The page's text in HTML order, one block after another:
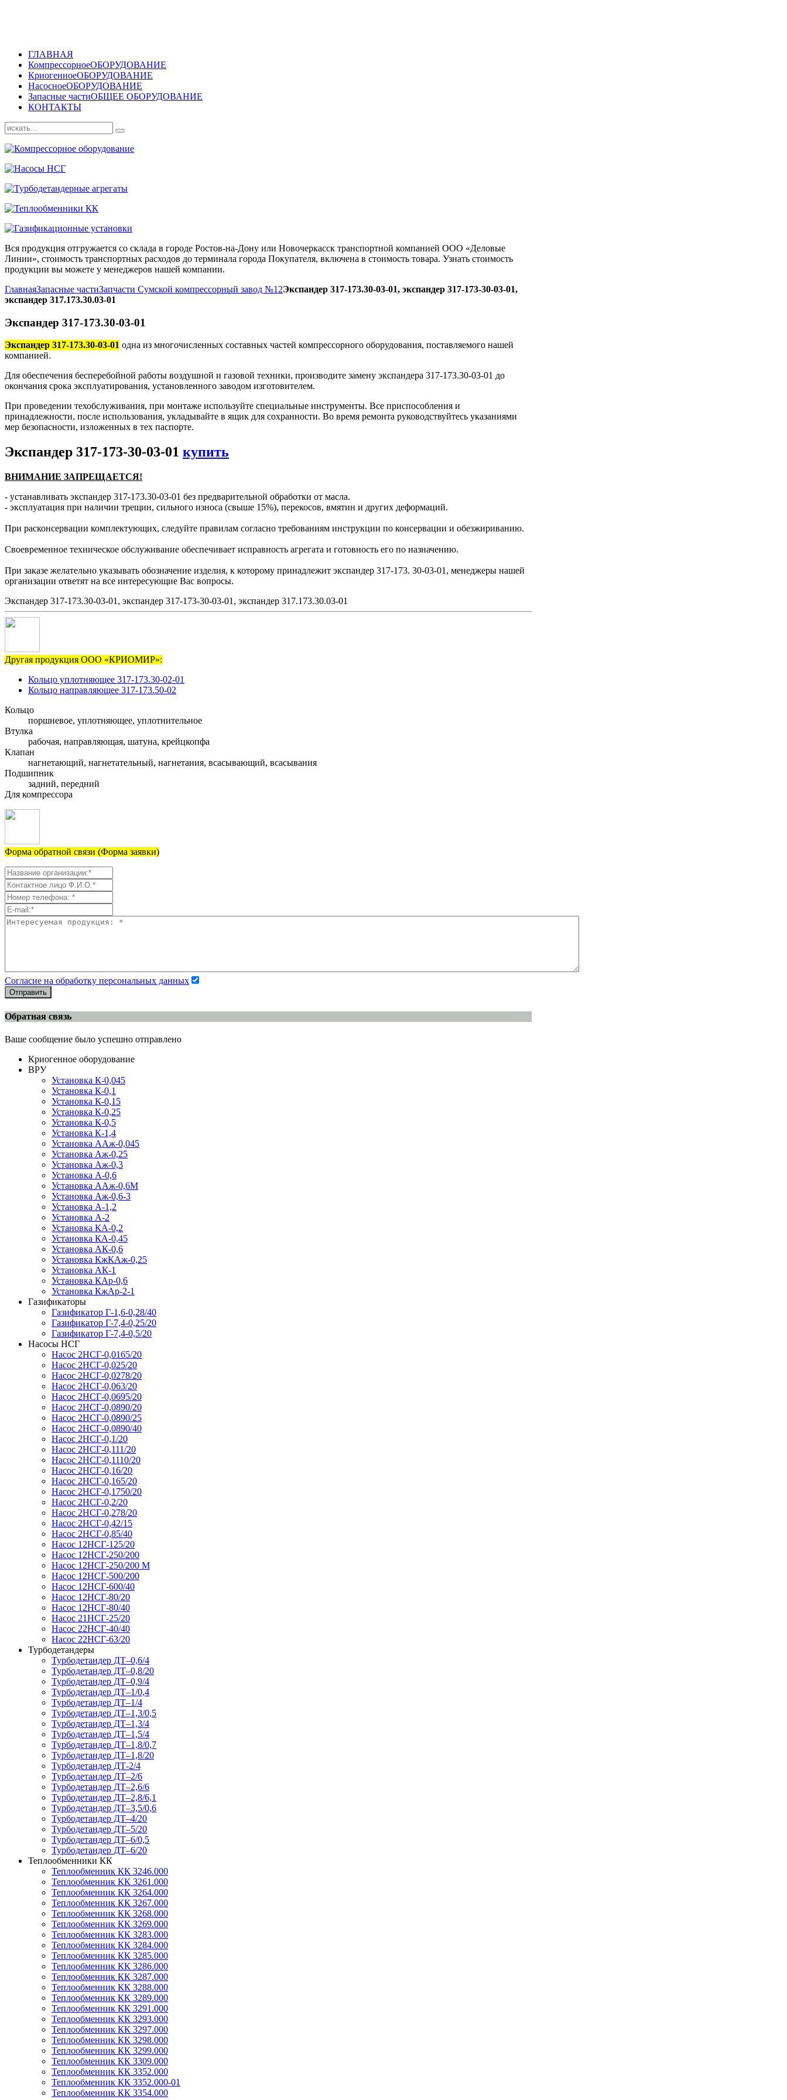
ГЛАВНАЯ
КомпрессорноеОБОРУДОВАНИЕ
КриогенноеОБОРУДОВАНИЕ
НасосноеОБОРУДОВАНИЕ
Запасные частиОБЩЕЕ ОБОРУДОВАНИЕ
КОНТАКТЫ
Вся продукция отгружается со склада в городе Ростов-на-Дону или Новочеркасск транспортной компанией ООО «Деловые
Линии», стоимость транспортных расходов до терминала города Покупателя, включена в стоимость товара. Узнать стоимость
продукции вы можете у менеджеров нашей компании.
ГлавнаяЗапасные частиЗапчасти Сумской компрессорный завод №12Экспандер 317-173.30-03-01, экспандер 317-173-30-03-01,
экспандер 317.173.30.03-01
Экспандер 317-173.30-03-01
Экспандер 317-173.30-03-01 одна из многочисленных составных частей компрессорного оборудования, поставляемого нашей
компанией.
Для обеспечения бесперебойной работы воздушной и газовой техники, производите замену экспандера 317-173.30-03-01 до
окончания срока эксплуатирования, установленного заводом изготовителем.
При проведении техобслуживания, при монтаже используйте специальные инструменты. Все приспособления и
принадлежности, после использования, укладывайте в ящик для сохранности. Во время ремонта руководствуйтесь указаниями
мер безопасности, изложенных в тех паспорте.
Экспандер 317-173-30-03-01 купить
ВНИМАНИЕ ЗАПРЕЩАЕТСЯ!
- устанавливать экспандер 317-173.30-03-01 без предварительной обработки от масла.
- эксплуатация при наличии трещин, сильного износа (свыше 15%), перекосов, вмятин и других деформаций.
При расконсервации комплектующих, следуйте правилам согласно требованиям инструкции по консервации и обезжириванию.
Своевременное техническое обслуживание обеспечивает исправность агрегата и готовность его по назначению.
При заказе желательно указывать обозначение изделия, к которому принадлежит экспандер 317-173. 30-03-01, менеджеры нашей
организации ответят на все интересующие Вас вопросы.
Экспандер 317-173.30-03-01, экспандер 317-173-30-03-01, экспандер 317.173.30.03-01
Другая продукция ООО «КРИОМИР»:
Кольцо уплотняющее 317-173.30-02-01
Кольцо направляющее 317-173.50-02
Кольцо
поршневое, уплотняющее, уплотнительное
Втулка
рабочая, направляющая, шатуна, крейцкопфа
Клапан
нагнетающий, нагнетательный, нагнетания, всасывающий, всасывания
Подшипник
задний, передний
Для компрессора
Форма обратной связи (Форма заявки)
Согласие на обработку персональных данных
Отправить
Обратная связь
Ваше сообщение было успешно отправлено
Криогенное оборудование
ВРУ
Установка К-0,045
Установка К-0,1
Установка К-0,15
Установка К-0,25
Установка К-0,5
Установка К-1,4
Установка ААж-0,045
Установка Аж-0,25
Установка Аж-0,3
Установка А-0,6
Установка ААж-0,6М
Установка Аж-0,6-3
Установка А-1,2
Установка А-2
Установка КА-0,2
Установка КА-0,45
Установка АК-0,6
Установка КжКАж-0,25
Установка АК-1
Установка КАр-0,6
Установка КжАр-2-1
Газификаторы
Газификатор Г-1,6-0,28/40
Газификатор Г-7,4-0,25/20
Газификатор Г-7,4-0,5/20
Насосы НСГ
Насос 2НСГ-0,0165/20
Насос 2НСГ-0,025/20
Насос 2НСГ-0,0278/20
Насос 2НСГ-0,063/20
Насос 2НСГ-0,0695/20
Насос 2НСГ-0,0890/20
Насос 2НСГ-0,0890/25
Насос 2НСГ-0,0890/40
Насос 2НСГ-0,1/20
Насос 2НСГ-0,111/20
Насос 2НСГ-0,1110/20
Насос 2НСГ-0,16/20
Насос 2НСГ-0,165/20
Насос 2НСГ-0,1750/20
Насос 2НСГ-0,2/20
Насос 2НСГ-0,278/20
Насос 2НСГ-0,42/15
Насос 2НСГ-0,85/40
Насос 12НСГ-125/20
Насос 12НСГ-250/200
Насос 12НСГ-250/200 М
Насос 12НСГ-500/200
Насос 12НСГ-600/40
Насос 12НСГ-80/20
Насос 12НСГ-80/40
Насос 21НСГ-25/20
Насос 22НСГ-40/40
Насос 22НСГ-63/20
Турбодетандеры
Турбодетандер ДТ–0,6/4
Турбодетандер ДТ–0,8/20
Турбодетандер ДТ–0,9/4
Турбодетандер ДТ–1/0,4
Турбодетандер ДТ–1/4
Турбодетандер ДТ–1,3/0,5
Турбодетандер ДТ–1,3/4
Турбодетандер ДТ–1,5/4
Турбодетандер ДТ–1,8/0,7
Турбодетандер ДТ–1,8/20
Турбодетандер ДТ-2/4
Турбодетандер ДТ–2/6
Турбодетандер ДТ–2,6/6
Турбодетандер ДТ–2,8/6,1
Турбодетандер ДТ–3,5/0,6
Турбодетандер ДТ–4/20
Турбодетандер ДТ–5/20
Турбодетандер ДТ–6/0,5
Турбодетандер ДТ–6/20
Теплообменники КК
Теплообменник КК 3246.000
Теплообменник КК 3261.000
Теплообменник КК 3264.000
Теплообменник КК 3267.000
Теплообменник КК 3268.000
Теплообменник КК 3269.000
Теплообменник КК 3283.000
Теплообменник КК 3284.000
Теплообменник КК 3285.000
Теплообменник КК 3286.000
Теплообменник КК 3287.000
Теплообменник КК 3288.000
Теплообменник КК 3289.000
Теплообменник КК 3291.000
Теплообменник КК 3293.000
Теплообменник КК 3297.000
Теплообменник КК 3298.000
Теплообменник КК 3299.000
Теплообменник КК 3309.000
Теплообменник КК 3352.000
Теплообменник КК 3352.000-01
Теплообменник КК 3354.000